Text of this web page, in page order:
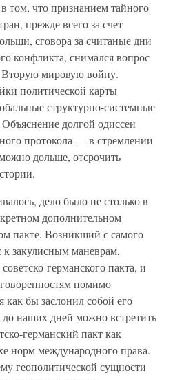
том, что признанием тайного
прежде всего за счет
сговора за считаные дни
конфликта, снимался вопрос
Вторую мировую войну.
политической карты
структурно-системные
долгой одиссеи
протокола — в стремлении
дольше, отсрочить
дело было не столько в
дополнительном
пакте. Возникший с самого
к закулисным маневрам,
германского пакта, и
помимо
как бы заслонил собой его
наших дней можно встретить
германский пакт как
норм международного права.
геополитической сущности